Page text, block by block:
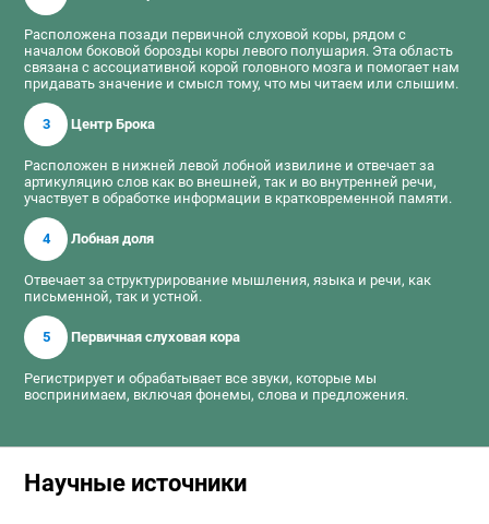
Расположена позади первичной слуховой коры, рядом с
началом боковой борозды коры левого полушария. Эта область
связана с ассоциативной корой головного мозга и помогает нам
придавать значение и смысл тому, что мы читаем или слышим.
3 Центр Брока
Расположен в нижней левой лобной извилине и отвечает за
артикуляцию слов как во внешней, так и во внутренней речи,
участвует в обработке информации в кратковременной памяти.
4 Лобная доля
Отвечает за структурирование мышления, языка и речи, как
письменной, так и устной.
5 Первичная слуховая кора
Регистрирует и обрабатывает все звуки, которые мы
воспринимаем, включая фонемы, слова и предложения.
Научные источники